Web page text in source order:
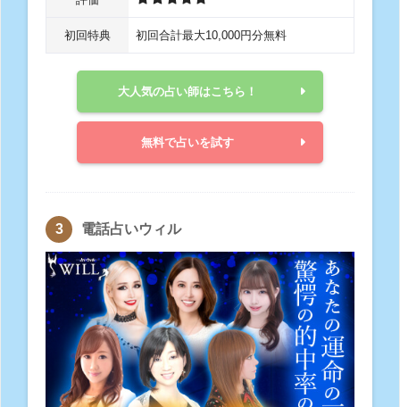
初回特典 初回合計最大10,000円分無料
大人気の占い師はこちら！
無料で占いを試す
電話占いウィル